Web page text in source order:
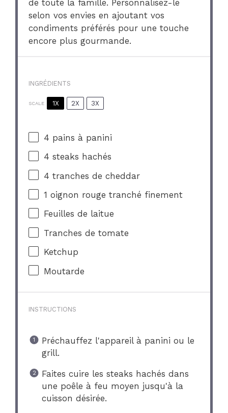
de toute la famille. Personnalisez-le
selon vos envies en ajoutant vos
condiments préférés pour une touche
encore plus gourmande.
INGRÉDIENTS
SCALE 1X 2X 3X
4 pains à panini
4 steaks hachés
4 tranches de cheddar
1 oignon rouge tranché finement
Feuilles de laitue
Tranches de tomate
Ketchup
Moutarde
INSTRUCTIONS
Préchauffez l'appareil à panini ou le
grill.
Faites cuire les steaks hachés dans
une poêle à feu moyen jusqu'à la
cuisson désirée.